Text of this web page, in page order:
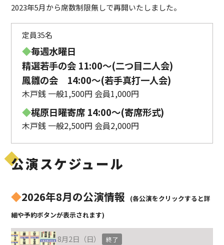
2023年5月から席数制限無しで再開いたしました。
定員35名
◆毎週水曜日
精選若手の会 11:00〜(二つ目二人会)
鳳雛の会 14:00～(若手真打一人会)
木戸銭 一般1,500円 会員1,000円
◆梶原日曜寄席 14:00〜(寄席形式)
木戸銭 一般2,500円 会員2,000円
公演スケジュール
◆2026年8月の公演情報
(各公演をクリックすると詳
細や予約ボタンが表示されます)
8月2日（日） 終了